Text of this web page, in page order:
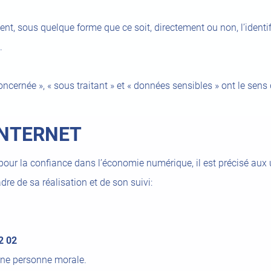
sous quelque forme que ce soit, directement ou non,
», « sous traitant » et « données sensibles » ont le
la confiance dans l’économie numérique, il est précisé
de sa réalisation et de son suivi:
02
personne morale.